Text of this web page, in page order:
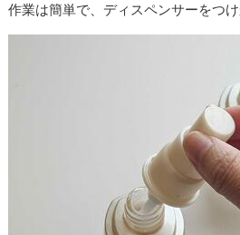
作業は簡単で、ディスペンサーをつけ